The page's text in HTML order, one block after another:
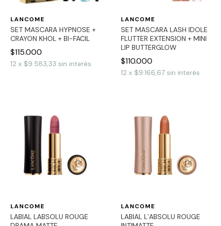
LANCOME
SET MASCARA HYPNOSE +
CRAYON KHOL + BI-FACIL
$115.000
12 x $9.583,33 sin interés
LANCOME
SET MASCARA LASH IDOLE
FLUTTER EXTENSION + MINI
LIP BUTTERGLOW
$110.000
12 x $9.166,67 sin interés
LANCOME
LABIAL LABSOLU ROUGE
LANCOME
LABIAL L`ABSOLU ROUGE